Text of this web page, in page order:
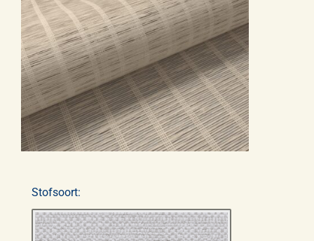
Stofsoort: